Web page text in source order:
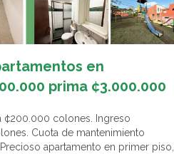
en
prima ¢3.000.000
¢200.000 colones. Ingreso
Cuota de mantenimiento
apartamento en primer piso,